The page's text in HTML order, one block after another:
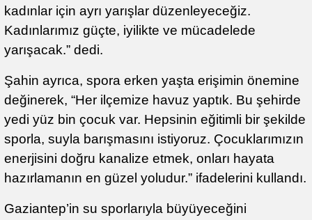
kadınlar için ayrı yarışlar düzenleyeceğiz.
Kadınlarımız güçte, iyilikte ve mücadelede
yarışacak.” dedi.
Şahin ayrıca, spora erken yaşta erişimin önemine
değinerek, “Her ilçemize havuz yaptık. Bu şehirde
yedi yüz bin çocuk var. Hepsinin eğitimli bir şekilde
sporla, suyla barışmasını istiyoruz. Çocuklarımızın
enerjisini doğru kanalize etmek, onları hayata
hazırlamanın en güzel yoludur.” ifadelerini kullandı.
Gaziantep’in su sporlarıyla büyüyeceğini